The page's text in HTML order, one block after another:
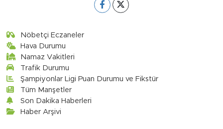
Nöbetçi Eczaneler
Hava Durumu
Namaz Vakitleri
Trafik Durumu
Şampiyonlar Ligi Puan Durumu ve Fikstür
Tüm Manşetler
Son Dakika Haberleri
Haber Arşivi